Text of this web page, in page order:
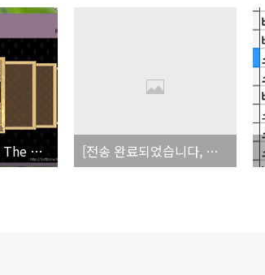
[틱택토(3)(4)] 16. The Tower / 14. The Temperance 클리어 [전송 완료되었습니다, 메일을 확인해주세요.